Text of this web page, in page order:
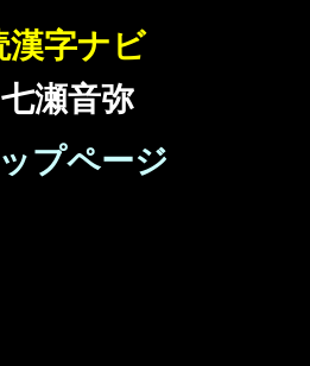
漢字ナビ
瀬音弥
プページ